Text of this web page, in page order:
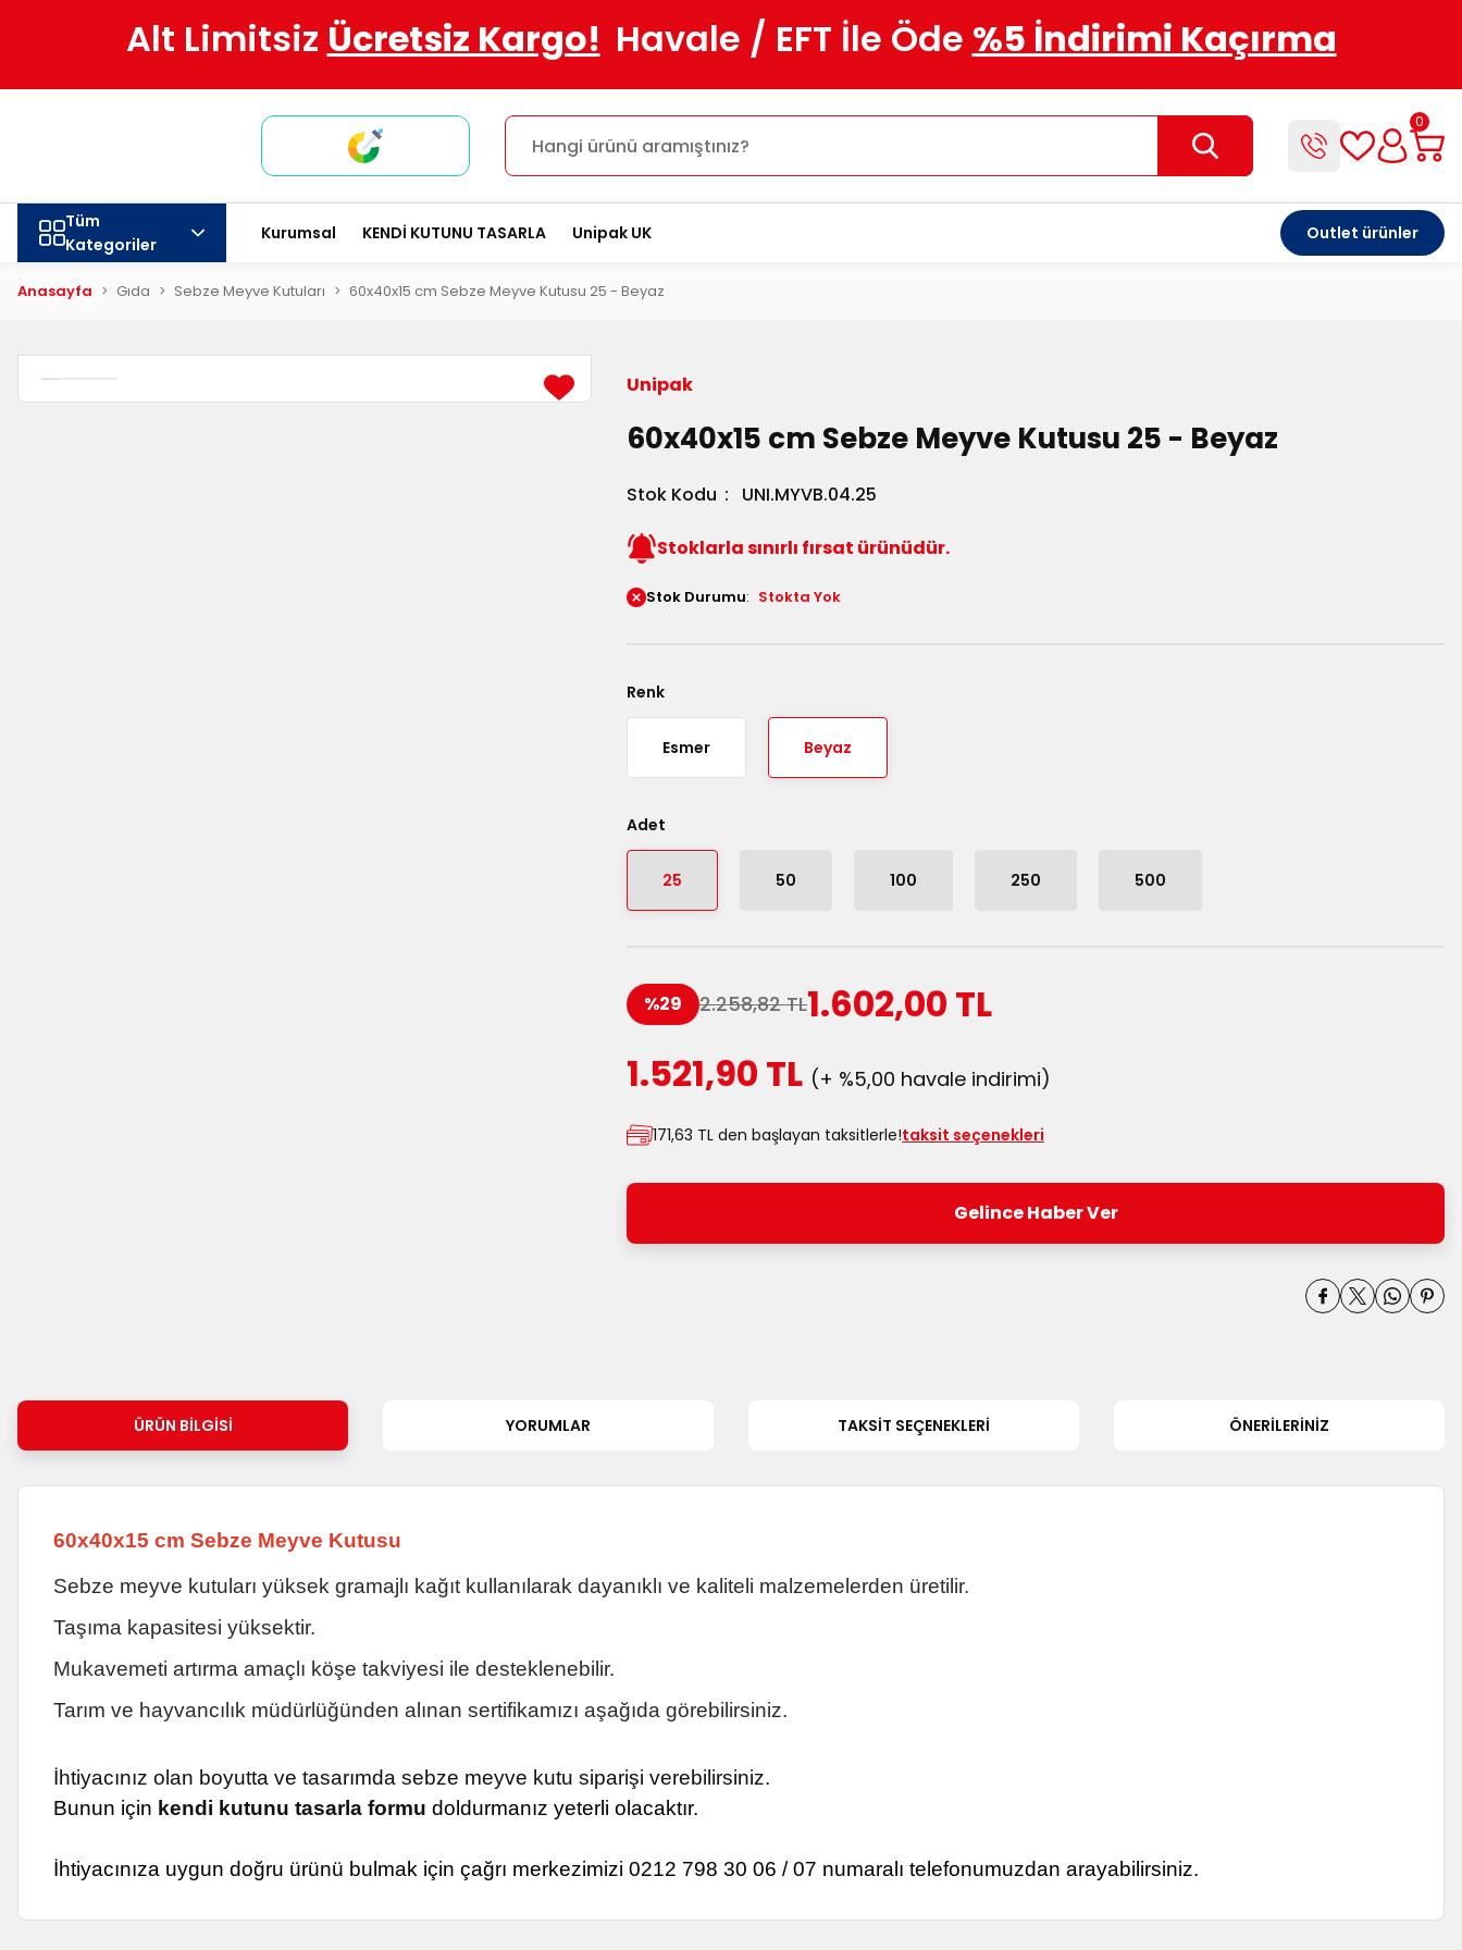
Alt Limitsiz Ücretsiz Kargo! Havale / EFT İle Öde %5 İndirimi Kaçırma
0
Tüm
Kategoriler
Kurumsal KENDİ KUTUNU TASARLA Unipak UK Outlet ürünler
Anasayfa Gıda Sebze Meyve Kutuları 60x40x15 cm Sebze Meyve Kutusu 25 - Beyaz
Unipak
60x40x15 cm Sebze Meyve Kutusu 25 - Beyaz
Stok Kodu UNI.MYVB.04.25
Stoklarla sınırlı fırsat ürünüdür.
Stok Durumu Stokta Yok
Renk
Esmer Beyaz
Adet
25 50 100 250 500
%29 2.258,82 TL1.602,00 TL
1.521,90 TL (+ %5,00 havale indirimi)
171,63 TL den başlayan taksitlerle!taksit seçenekleri
Gelince Haber Ver
ÜRÜN BILGISI YORUMLAR TAKSIT SEÇENEKLERI ÖNERILERINIZ
60x40x15 cm Sebze Meyve Kutusu
Sebze meyve kutuları yüksek gramajlı kağıt kullanılarak dayanıklı ve kaliteli malzemelerden üretilir.
Taşıma kapasitesi yüksektir.
Mukavemeti artırma amaçlı köşe takviyesi ile desteklenebilir.
Tarım ve hayvancılık müdürlüğünden alınan sertifikamızı aşağıda görebilirsiniz.
İhtiyacınız olan boyutta ve tasarımda sebze meyve kutu siparişi verebilirsiniz.
Bunun için kendi kutunu tasarla formu doldurmanız yeterli olacaktır.
İhtiyacınıza uygun doğru ürünü bulmak için çağrı merkezimizi 0212 798 30 06 / 07 numaralı telefonumuzdan arayabilirsiniz.